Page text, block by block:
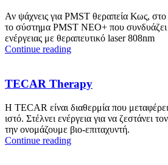
Αν ψάχνεις για PMST θεραπεία Κως,
το σύστημα PMST NEO+ που συνδυάζει
ενέργειας με θεραπευτικό laser 808nm
Continue reading
TECAR Therapy
Η TECAR είναι διαθερμία που
ιστό. Στέλνει ενέργεια για να ζεστάνει
την ονομάζουμε βιο-επιταχυντή.
Continue reading